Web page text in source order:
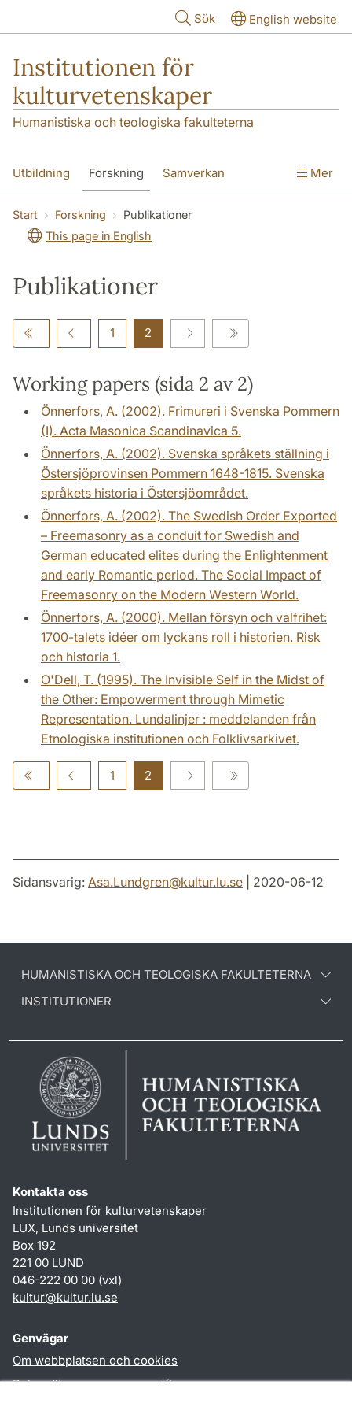
Sök English website
Institutionen för
kulturvetenskaper
Humanistiska och teologiska fakulteterna
Utbildning Forskning Samverkan
Om institutionen Kontakt
Mer
Start Forskning
Publikationer
This page in English
Publikationer
1 2
Working papers (sida 2 av 2)
Önnerfors, A. (2002). Frimureri i Svenska Pommern
(I). Acta Masonica Scandinavica 5.
Önnerfors, A. (2002). Svenska språkets ställning i
Östersjöprovinsen Pommern 1648-1815. Svenska
språkets historia i Östersjöområdet.
Önnerfors, A. (2002). The Swedish Order Exported
– Freemasonry as a conduit for Swedish and
German educated elites during the Enlightenment
and early Romantic period. The Social Impact of
Freemasonry on the Modern Western World.
Önnerfors, A. (2000). Mellan försyn och valfrihet:
1700-talets idéer om lyckans roll i historien. Risk
och historia 1.
O'Dell, T. (1995). The Invisible Self in the Midst of
the Other: Empowerment through Mimetic
Representation. Lundalinjer : meddelanden från
Etnologiska institutionen och Folklivsarkivet.
1 2
Sidansvarig: Asa.Lundgren@kultur.lu.se | 2020-06-12
HUMANISTISKA OCH TEOLOGISKA FAKULTETERNA
INSTITUTIONER
Kontakta oss
Institutionen för kulturvetenskaper
LUX, Lunds universitet
Box 192
221 00 LUND
046-222 00 00 (vxl)
kultur@kultur.lu.se
Genvägar
Om webbplatsen och cookies
Behandling av personuppgifter